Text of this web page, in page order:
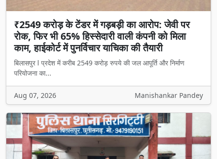
₹2549 करोड़ के टेंडर में गड़बड़ी का आरोप: जेवी पर
रोक, फिर भी 65% हिस्सेदारी वाली कंपनी को मिला
काम, हाईकोर्ट में पुनर्विचार याचिका की तैयारी
बिलासपुर l प्रदेश में करीब 2549 करोड़ रुपये की जल आपूर्ति और निर्माण
परियोजना का...
Aug 07, 2026 Manishankar Pandey